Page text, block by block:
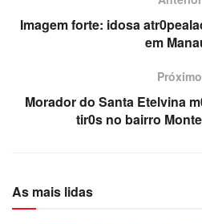
Imagem forte: idosa
em
Próximo
Morador do Santa Etelvina
tir0s no bairro
As mais lidas